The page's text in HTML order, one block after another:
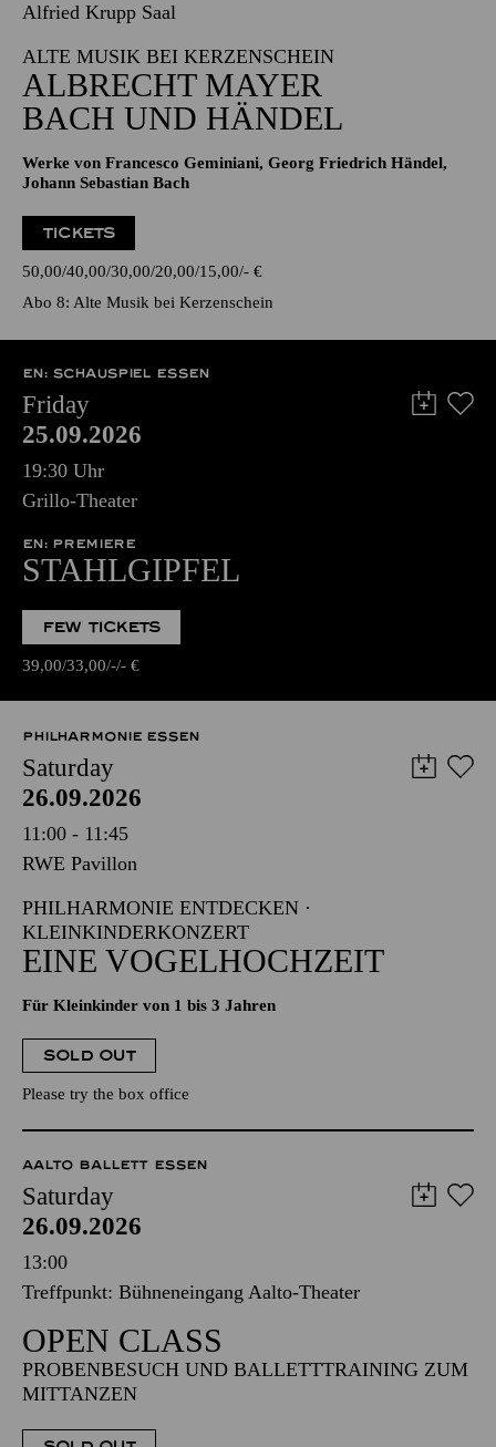
Alfried Krupp Saal
ALTE MUSIK BEI KERZENSCHEIN
ALBRECHT MAYER
BACH UND HÄNDEL
Werke von Francesco Geminiani, Georg Friedrich Händel,
Johann Sebastian Bach
TICKETS
50,00 40,00 30,00 20,00 15,00 - €
Abo 8: Alte Musik bei Kerzenschein
EN: SCHAUSPIEL ESSEN
Friday
25.09.2026
19:30 Uhr
Grillo-Theater
EN: PREMIERE
STAHLGIPFEL
FEW TICKETS
39,00 33,00 - - €
PHILHARMONIE ESSEN
Saturday
26.09.2026
11:00 - 11:45
RWE Pavillon
PHILHARMONIE ENTDECKEN ·
KLEINKINDERKONZERT
EINE VOGELHOCHZEIT
Für Kleinkinder von 1 bis 3 Jahren
SOLD OUT
Please try the box office
AALTO BALLETT ESSEN
Saturday
26.09.2026
13:00
Treffpunkt: Bühneneingang Aalto-Theater
OPEN CLASS
PROBENBESUCH UND BALLETTTRAINING ZUM
MITTANZEN